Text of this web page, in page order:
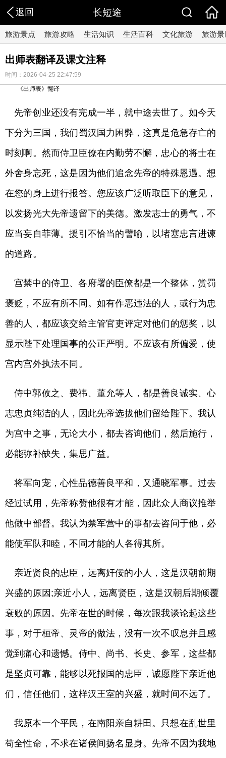
返回 长短途
旅游景点 旅游攻略 生活知识 生活百科 文化旅游 旅游景
出师表翻译及课文注释
时间：2026-04-25 22:47:59
《出师表》翻译
先帝创业还没有完成一半，就中途去世了。如今天
下分为三国，我们蜀汉国力困弊，这真是危急存亡的
时刻啊。然而侍卫臣僚在内勤劳不懈，忠心的将士在
外舍身忘死，这是因为他们追念先帝的特殊恩遇。想
在您的身上进行报答。您应该广泛听取臣下的意见，
以发扬光大先帝遗留下的美德。激发志士的勇气，不
应当妄自菲薄。援引不恰当的譬喻，以堵塞忠言进谏
的道路。
宫禁中的侍卫、各府署的臣僚都是一个整体，赏罚
褒贬，不应有所不同。如有作恶违法的人，或行为忠
善的人，都应该交给主管官吏评定对他们的惩奖，以
显示陛下处理国事的公正严明。不应该有所偏爱，使
宫内宫外执法不同。
侍中郭攸之、费祎、董允等人，都是善良诚实、心
志忠贞纯洁的人，因此先帝选拔他们留给陛下。我认
为宫中之事，无论大小，都去咨询他们，然后施行，
必能弥补缺失，集思广益。
将军向宠，心性品德善良平和，又通晓军事。过去
经过试用，先帝称赞他很有才能，因此众人商议推举
他做中部督。我认为禁军营中的事都去咨问于他，必
能使军队和睦，不同才能的人各得其所。
亲近贤良的忠臣，远离奸佞的小人，这是汉朝前期
兴盛的原因;亲近小人，远离贤臣，这是汉朝后期倾覆
衰败的原因。先帝在世的时候，每次跟我谈论起这些
事，对于桓帝、灵帝的做法，没有一次不叹息并且感
觉到痛心和遗憾。侍中、尚书、长史、参军，这些都
是坚贞可靠，能够以死报国的忠臣，诚愿陛下亲近他
们，信任他们，这样汉王室的兴盛，就时间不远了。
我原本一个平民，在南阳亲自耕田。只想在乱世里
苟全性命，不求在诸侯间扬名显身。先帝不因为我地